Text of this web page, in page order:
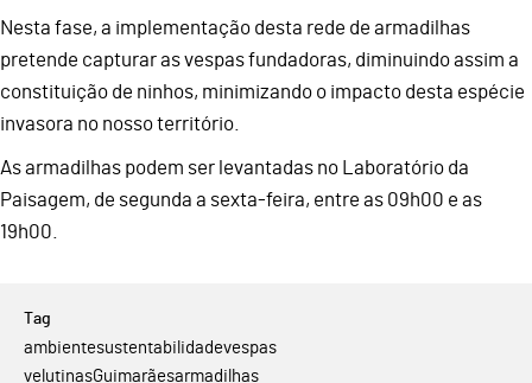
Nesta fase, a implementação desta rede de armadilhas
pretende capturar as vespas fundadoras, diminuindo assim a
constituição de ninhos, minimizando o impacto desta espécie
invasora no nosso território.
As armadilhas podem ser levantadas no Laboratório da
Paisagem, de segunda a sexta-feira, entre as 09h00 e as
19h00.
ambientesustentabilidadevespas
velutinasGuimarãesarmadilhas